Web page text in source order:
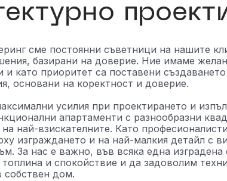
сме постоянни съветници на нашите
базирани на доверие. Ние имаме
и като приоритет са поставени
основани на коректност и доверие.
усилия при проектирането и
апартаменти с разнообразни
на най-взискателните. Като
изграждането и на най-малкия детайл с
За нас е важно, във всяка една
и спокойствие и да задоволим
собствен дом.